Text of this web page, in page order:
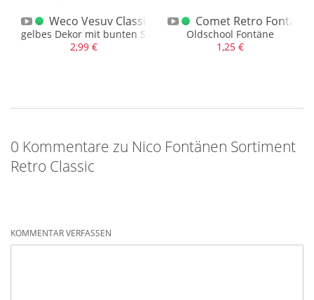
Triumphfontänen
Weco Vesuv Classic / alte BAM-Version
gelbes Dekor mit bunten Sternen
2,99 €
Comet Retro
Oldschool Fontäne
1,25 €
0 Kommentare zu Nico Fontänen Sortiment
Retro Classic
KOMMENTAR VERFASSEN